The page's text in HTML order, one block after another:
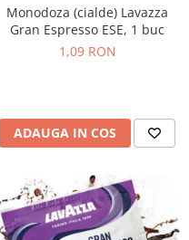
Monodoza (cialde) Lavazza
Gran Espresso ESE, 1 buc
1,09 RON
ADAUGA IN COS